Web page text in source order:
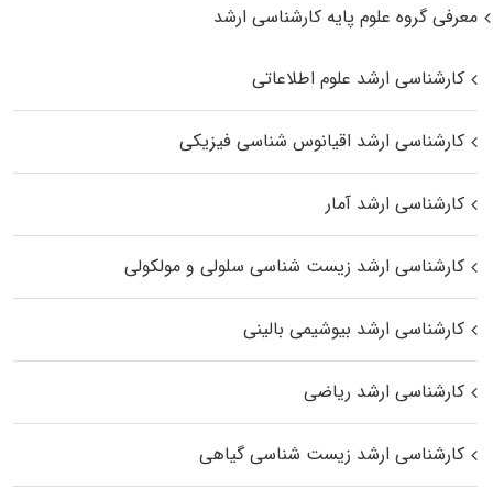
معرفی گروه علوم پایه کارشناسی ارشد
کارشناسی ارشد علوم اطلاعاتی
کارشناسی ارشد اقیانوس‌ شناسی فیزیکی
کارشناسی ارشد آمار
کارشناسی ارشد زیست شناسی سلولی و مولکولی
کارشناسی ارشد بیوشیمی بالینی
کارشناسی ارشد ریاضی
کارشناسی ارشد زیست‌ شناسی گیاهی